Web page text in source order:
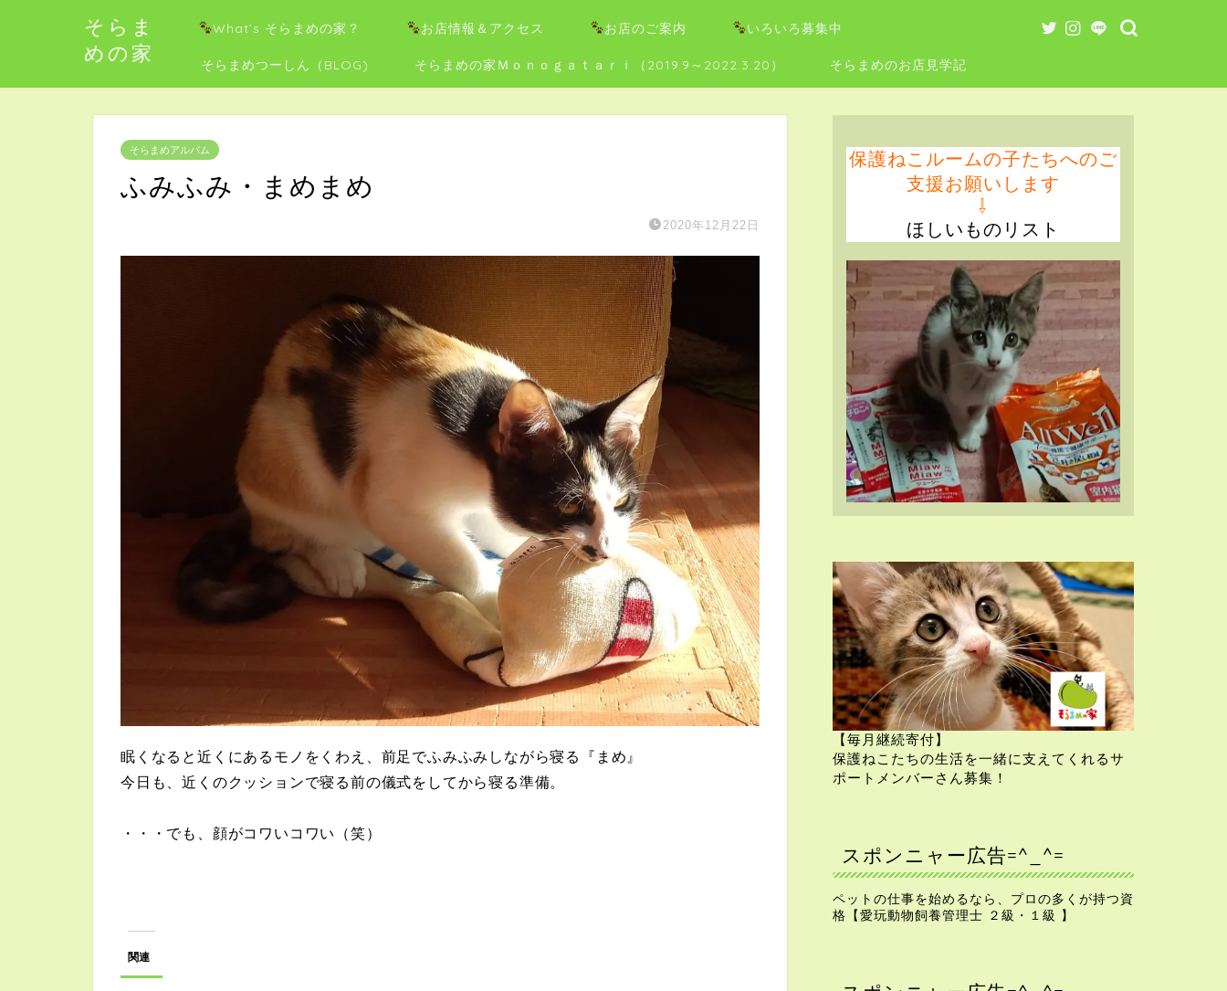
そらま
めの家
What’s そらまめの家？ お店情報＆アクセス お店のご案内 いろいろ募集中
そらまめつーしん（BLOG) そらまめの家Ｍｏｎｏｇａｔａｒｉ（2019.9～2022.3.20） そらまめのお店見学記
そらまめアルバム
ふみふみ・まめまめ
2020年12月22日
眠くなると近くにあるモノをくわえ、前足でふみふみしながら寝る『まめ』
今日も、近くのクッションで寝る前の儀式をしてから寝る準備。
・・・でも、顔がコワいコワい（笑）
関連
保護ねこルームの子たちへのご
支援お願いします
⇩
ほしいものリスト
【毎月継続寄付】
保護ねこたちの生活を一緒に支えてくれるサ
ポートメンバーさん募集！
スポンニャー広告=^_^=
ペットの仕事を始めるなら、プロの多くが持つ資
格【愛玩動物飼養管理士 ２級・１級 】